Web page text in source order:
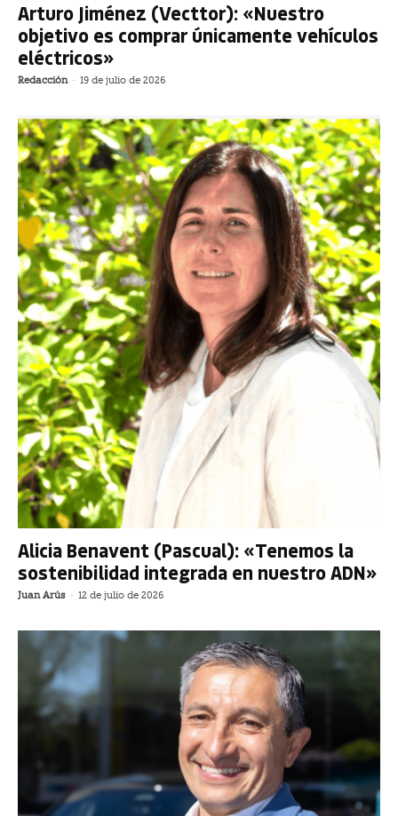
Arturo Jiménez (Vecttor): «Nuestro
objetivo es comprar únicamente vehículos
eléctricos»
Redacción - 19 de julio de 2026
Alicia Benavent (Pascual): «Tenemos la
sostenibilidad integrada en nuestro ADN»
Juan Arús - 12 de julio de 2026